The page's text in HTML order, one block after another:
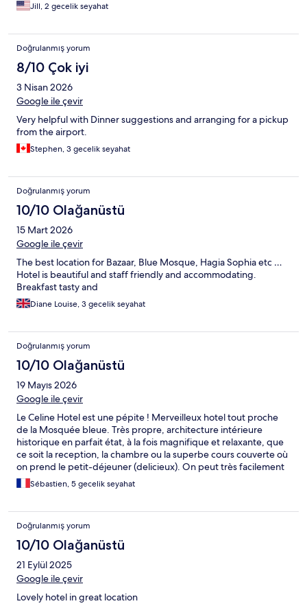
Jill, 2 gecelik seyahat
Doğrulanmış yorum
8/10 Çok iyi
3 Nisan 2026
Google ile çevir
Very helpful with Dinner suggestions and arranging for a pickup
from the airport.
Stephen, 3 gecelik seyahat
Doğrulanmış yorum
10/10 Olağanüstü
15 Mart 2026
Google ile çevir
The best location for Bazaar, Blue Mosque, Hagia Sophia etc …
Hotel is beautiful and staff friendly and accommodating.
Breakfast tasty and
Diane Louise, 3 gecelik seyahat
Doğrulanmış yorum
10/10 Olağanüstü
19 Mayıs 2026
Google ile çevir
Le Celine Hotel est une pépite ! Merveilleux hotel tout proche
de la Mosquée bleue. Très propre, architecture intérieure
historique en parfait état, à la fois magnifique et relaxante, que
ce soit la reception, la chambre ou la superbe cours couverte où
on prend le petit-déjeuner (delicieux). On peut très facilement
s’isoler de l’agitation d’Istanbul car l’intérieur est très calme. Le
personnel est très gentil, très accueillant, plein de bons conseils
de notre séjour à Istanbul.
Sébastien, 5 gecelik seyahat
Doğrulanmış yorum
10/10 Olağanüstü
21 Eylül 2025
Google ile çevir
Lovely hotel in great location